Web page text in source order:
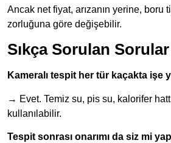
Ancak net fiyat, arızanın yerine, boru
zorluğuna göre değişebilir.
Sıkça Sorulan Sorular
Kameralı tespit her tür kaçakta işe
→ Evet. Temiz su, pis su, kalorifer
kullanılabilir.
Tespit sonrası onarımı da siz mi